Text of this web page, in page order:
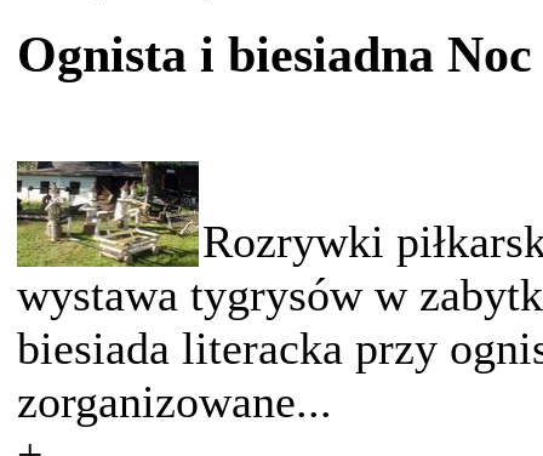
Ognista i biesiadna
Rozrywki
wystawa tygrysów w
biesiada literacka przy
zorganizowane...